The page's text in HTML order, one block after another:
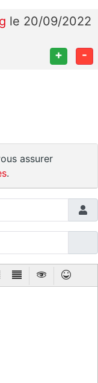
le 20/09/2022
+ -
assurer
.